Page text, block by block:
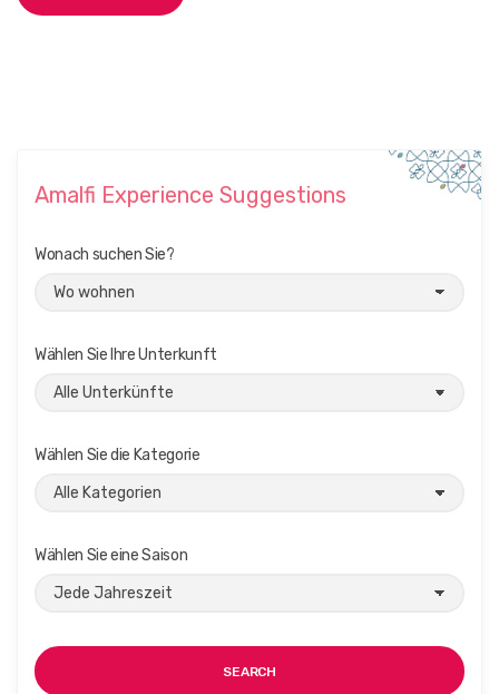
Amalfi Experience Suggestions
Wonach suchen Sie?
Wählen Sie Ihre Unterkunft
Wählen Sie die Kategorie
Wählen Sie eine Saison
SEARCH